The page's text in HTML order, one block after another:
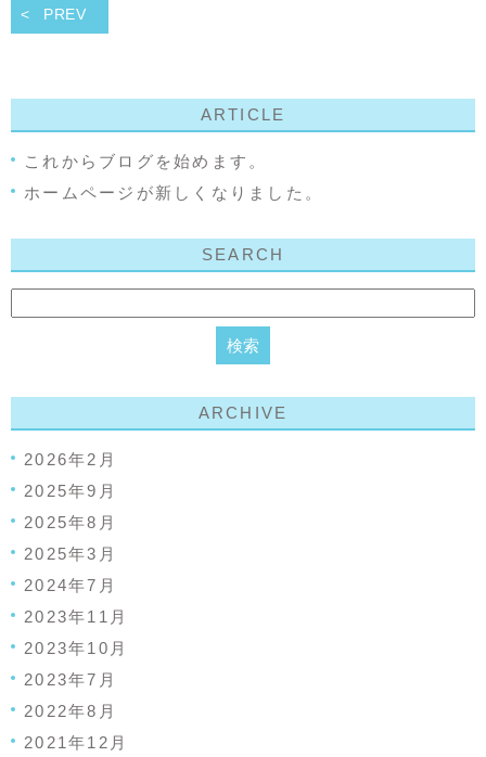
PREV
ARTICLE
これからブログを始めます。
ホームページが新しくなりました。
SEARCH
ARCHIVE
2026年2月
2025年9月
2025年8月
2025年3月
2024年7月
2023年11月
2023年10月
2023年7月
2022年8月
2021年12月